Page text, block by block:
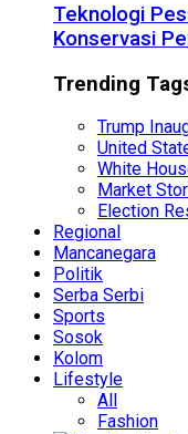
Teknologi
Konservasi
Trending
Trump
United
White
Market
Election
Regional
Mancanegara
Politik
Serba Serbi
Sports
Sosok
Kolom
Lifestyle
All
Fashion